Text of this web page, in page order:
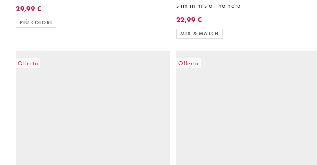
29,99 €
PIÙ COLORI
slim in misto lino nero
22,99 €
MIX & MATCH
Offerta Offerta